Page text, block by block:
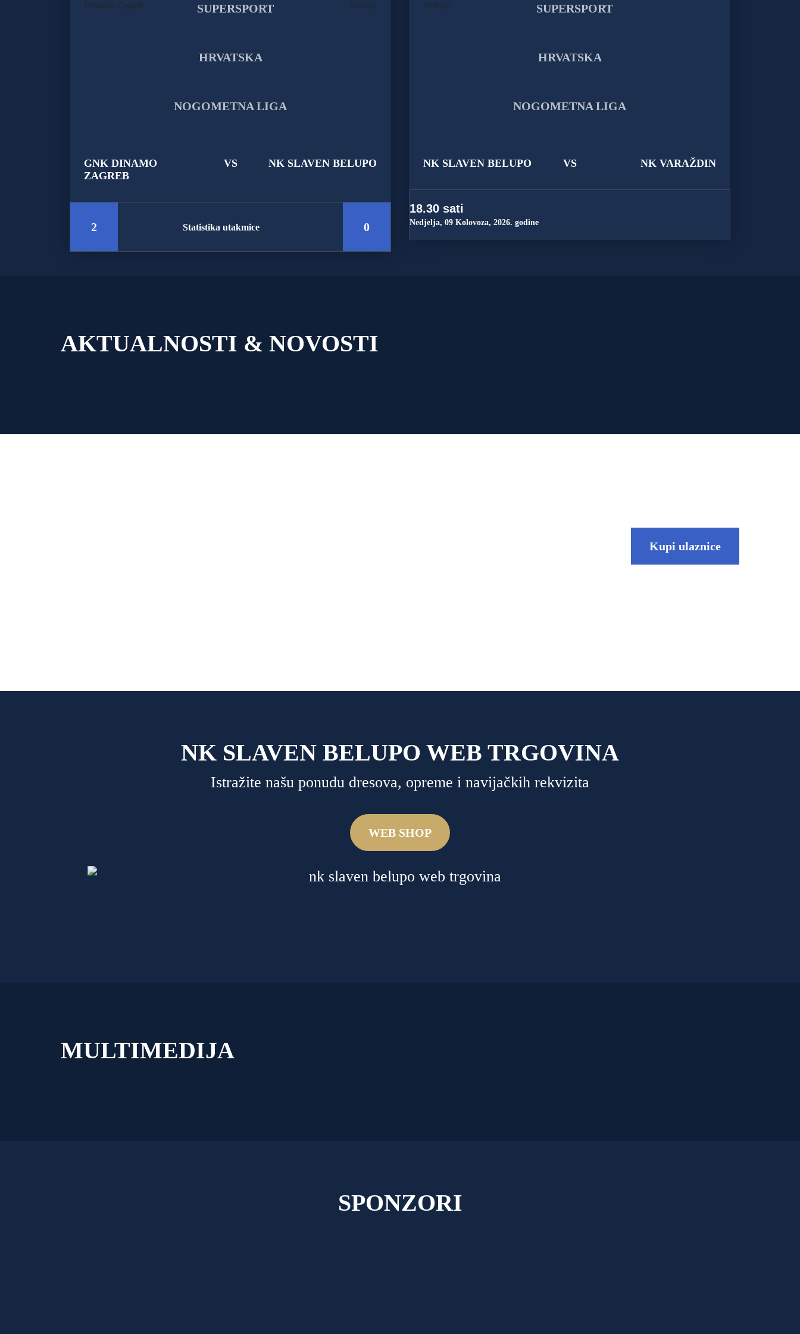
GNK DINAMO
ZAGREB
VS NK SLAVEN BELUPO
2 Statistika utakmice 0
NK SLAVEN BELUPO VS NK VARAŽDIN
18.30 sati
Nedjelja, 09 Kolovoza, 2026. godine
AKTUALNOSTI & NOVOSTI
Kupi ulaznice
NK SLAVEN BELUPO WEB TRGOVINA
Istražite našu ponudu dresova, opreme i navijačkih rekvizita
WEB SHOP
MULTIMEDIJA
SPONZORI